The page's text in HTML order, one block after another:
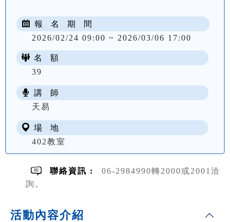
報 名 期 間
2026/02/24 09:00 ~ 2026/03/06 17:00
名 額
39
講 師
天易
場 地
402教室
聯絡資訊 :
06-2984990轉2000或2001洽
詢。
活動內容介紹